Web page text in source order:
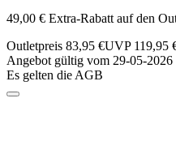
49,00 € Extra-Rabatt auf den
Outletpreis 83,95 €UVP 119,95
Angebot gültig vom 29-05-2026
Es gelten die AGB